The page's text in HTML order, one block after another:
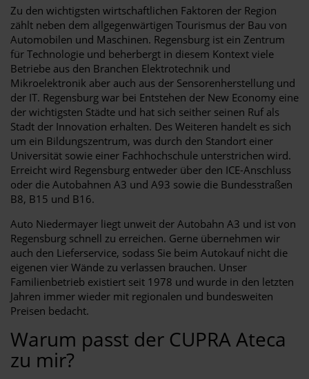
Zu den wichtigsten wirtschaftlichen Faktoren der Region
zählt neben dem allgegenwärtigen Tourismus der Bau von
Automobilen und Maschinen. Regensburg ist ein Zentrum
für Technologie und beherbergt in diesem Kontext viele
Betriebe aus den Branchen Elektrotechnik und
Mikroelektronik aber auch aus der Sensorenherstellung und
der IT. Regensburg war bei Entstehen der New Economy eine
der wichtigsten Städte und hat sich seither seinen Ruf als
Stadt der Innovation erhalten. Des Weiteren handelt es sich
um ein Bildungszentrum, was durch den Standort einer
Universität sowie einer Fachhochschule unterstrichen wird.
Erreicht wird Regensburg entweder über den ICE-Anschluss
oder die Autobahnen A3 und A93 sowie die Bundesstraßen
B8, B15 und B16.
Auto Niedermayer liegt unweit der Autobahn A3 und ist von
Regensburg schnell zu erreichen. Gerne übernehmen wir
auch den Lieferservice, sodass Sie beim Autokauf nicht die
eigenen vier Wände zu verlassen brauchen. Unser
Familienbetrieb existiert seit 1978 und wurde in den letzten
Jahren immer wieder mit regionalen und bundesweiten
Preisen bedacht.
Warum passt der CUPRA Ateca
zu mir?